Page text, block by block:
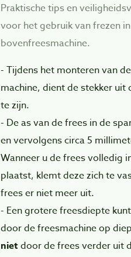
Praktische tips en
voor het gebruik van frezen
bovenfreesmachine.
- Tijdens het monteren van
machine, dient de stekker uit
te zijn.
- De as van de frees in de
en vervolgens circa 5
Wanneer u de frees volledig
plaatst, klemt deze zich te
frees er niet meer uit.
- Een grotere freesdiepte
door de freesmachine op
nietdoor de frees verder uit